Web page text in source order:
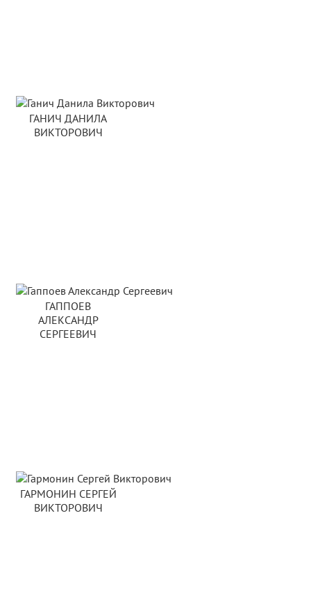
ГАНИЧ ДАНИЛА
ВИКТОРОВИЧ
ГАППОЕВ
АЛЕКСАНДР
СЕРГЕЕВИЧ
ГАРМОНИН СЕРГЕЙ
ВИКТОРОВИЧ